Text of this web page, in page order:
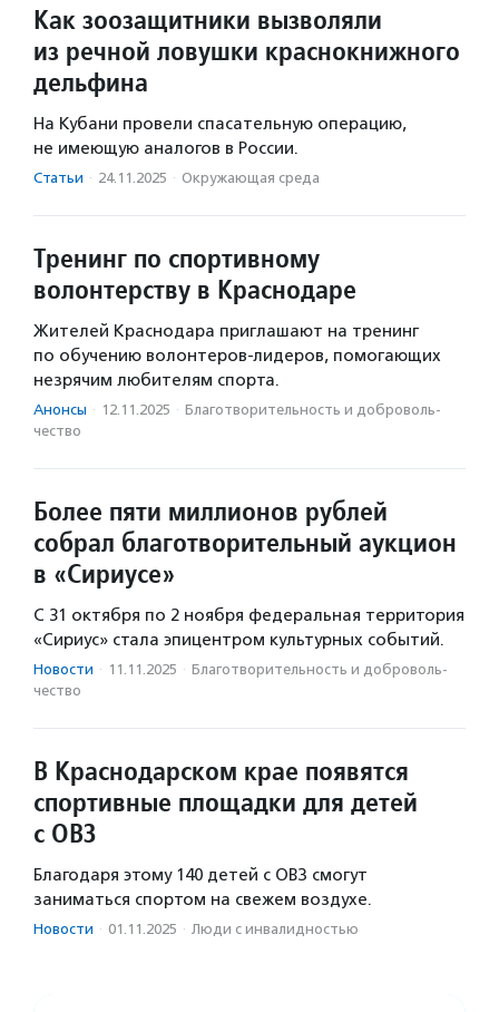
Как зоозащитники вызволяли
из речной ловушки краснокнижного
дельфина
На Кубани провели спасательную операцию,
не имеющую аналогов в России.
Статьи · 24.11.2025 · Окружающая среда
Тренинг по спортивному
волонтерству в Краснодаре
Жителей Краснодара приглашают на тренинг
по обучению волонтеров-лидеров, помогающих
незрячим любителям спорта.
Анонсы · 12.11.2025 · Благотвори­тель­ность и доброволь­
чест­во
Более пяти миллионов рублей
собрал благотворительный аукцион
в «Сириусе»
С 31 октября по 2 ноября федеральная территория
«Сириус» стала эпицентром культурных событий.
Новости · 11.11.2025 · Благотвори­тель­ность и доброволь­
чест­во
В Краснодарском крае появятся
спортивные площадки для детей
с ОВЗ
Благодаря этому 140 детей с ОВЗ смогут
заниматься спортом на свежем воздухе.
Новости · 01.11.2025 · Люди с инвалидностью